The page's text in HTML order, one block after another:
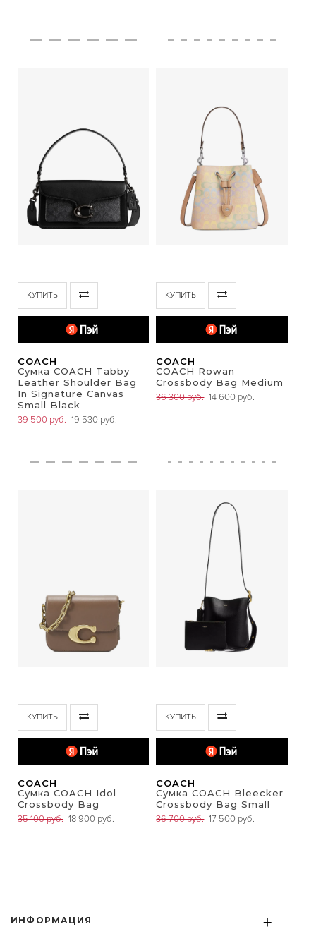
КУПИТЬ
COACH
Сумка COACH Tabby
Leather Shoulder Bag
In Signature Canvas
Small Black
39 500 руб. 19 530 руб.
КУПИТЬ
COACH
COACH Rowan
Crossbody Bag Medium
36 300 руб. 14 600 руб.
КУПИТЬ
COACH
Сумка COACH Idol
Crossbody Bag
35 100 руб. 18 900 руб.
КУПИТЬ
COACH
Сумка COACH Bleecker
Crossbody Bag Small
36 700 руб. 17 500 руб.
ИНФОРМАЦИЯ +